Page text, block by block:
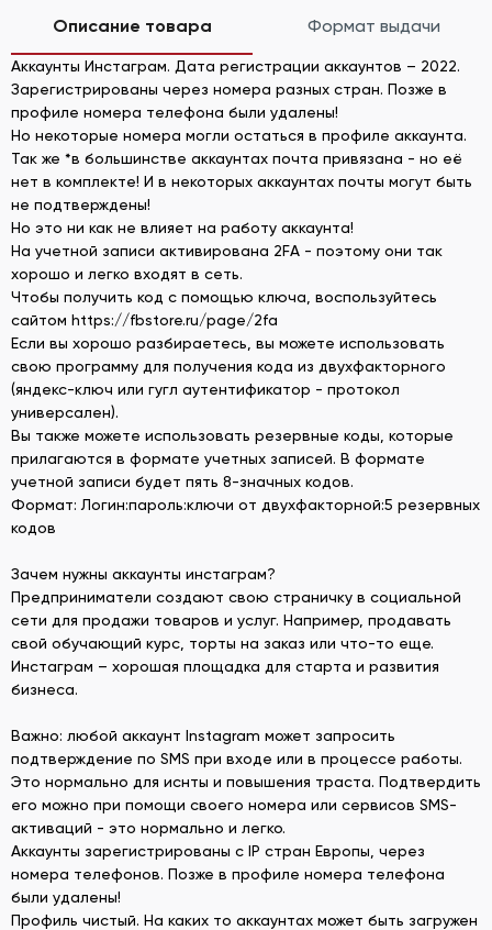
Описание товара Формат выдачи
Аккаунты Инстаграм. Дата регистрации аккаунтов – 2022.
Зарегистрированы через номера разных стран. Позже в
профиле номера телефона были удалены!
Но некоторые номера могли остаться в профиле аккаунта.
Так же *в большинстве аккаунтах почта привязана - но её
нет в комплекте! И в некоторых аккаунтах почты могут быть
не подтверждены!
Но это ни как не влияет на работу аккаунта!
На учетной записи активирована 2FA - поэтому они так
хорошо и легко входят в сеть.
Чтобы получить код с помощью ключа, воспользуйтесь
сайтом https://fbstore.ru/page/2fa
Если вы хорошо разбираетесь, вы можете использовать
свою программу для получения кода из двухфакторного
(яндекс-ключ или гугл аутентификатор - протокол
универсален).
Вы также можете использовать резервные коды, которые
прилагаются в формате учетных записей. В формате
учетной записи будет пять 8-значных кодов.
Формат: Логин:пароль:ключи от двухфакторной:5 резервных
кодов
Зачем нужны аккаунты инстаграм?
Предприниматели создают свою страничку в социальной
сети для продажи товаров и услуг. Например, продавать
свой обучающий курс, торты на заказ или что-то еще.
Инстаграм – хорошая площадка для старта и развития
бизнеса.
Важно: любой аккаунт Instagram может запросить
подтверждение по SMS при входе или в процессе работы.
Это нормально для иснты и повышения траста. Подтвердить
его можно при помощи своего номера или сервисов SMS-
активаций - это нормально и легко.
Аккаунты зарегистрированы с IP стран Европы, через
номера телефонов. Позже в профиле номера телефона
были удалены!
Профиль чистый. На каких то аккаунтах может быть загружен